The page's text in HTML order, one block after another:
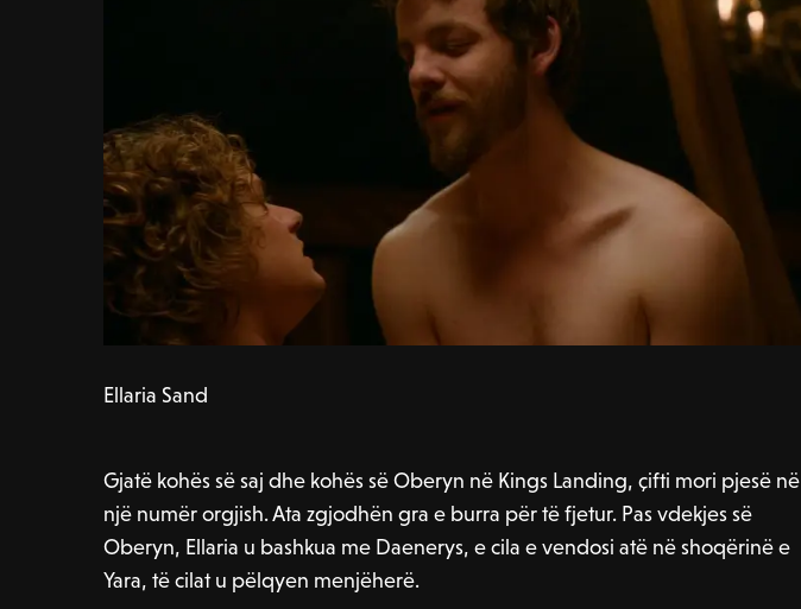
Ellaria Sand
Gjatë kohës së saj dhe kohës së Oberyn në Kings Landing, çifti mori pjesë në
një numër orgjish. Ata zgjodhën gra e burra për të fjetur. Pas vdekjes së
Oberyn, Ellaria u bashkua me Daenerys, e cila e vendosi atë në shoqërinë e
Yara, të cilat u pëlqyen menjëherë.